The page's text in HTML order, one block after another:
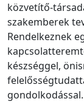
közvetítő-
szakemberek
Rendelkeznek
készséggel,
gondolkodással.